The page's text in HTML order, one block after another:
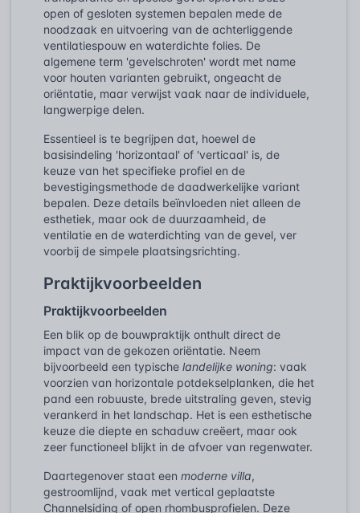
open of gesloten systemen bepalen mede de
noodzaak en uitvoering van de achterliggende
ventilatiespouw en waterdichte folies. De
algemene term 'gevelschroten' wordt met name
voor houten varianten gebruikt, ongeacht de
oriëntatie, maar verwijst vaak naar de individuele,
langwerpige delen.
Essentieel is te begrijpen dat, hoewel de
basisindeling 'horizontaal' of 'verticaal' is, de
keuze van het specifieke profiel en de
bevestigingsmethode de daadwerkelijke variant
bepalen. Deze details beïnvloeden niet alleen de
esthetiek, maar ook de duurzaamheid, de
ventilatie en de waterdichting van de gevel, ver
voorbij de simpele plaatsingsrichting.
Praktijkvoorbeelden
Praktijkvoorbeelden
Een blik op de bouwpraktijk onthult direct de
impact van de gekozen oriëntatie. Neem
bijvoorbeeld een typische landelijke woning: vaak
voorzien van horizontale potdekselplanken, die het
pand een robuuste, brede uitstraling geven, stevig
verankerd in het landschap. Het is een esthetische
keuze die diepte en schaduw creëert, maar ook
zeer functioneel blijkt in de afvoer van regenwater.
Daartegenover staat een moderne villa,
gestroomlijnd, vaak met vertical geplaatste
Channelsiding of open rhombusprofielen. Deze